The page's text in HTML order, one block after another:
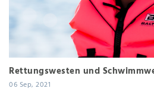
Rettungswesten und
06 Sep, 2021